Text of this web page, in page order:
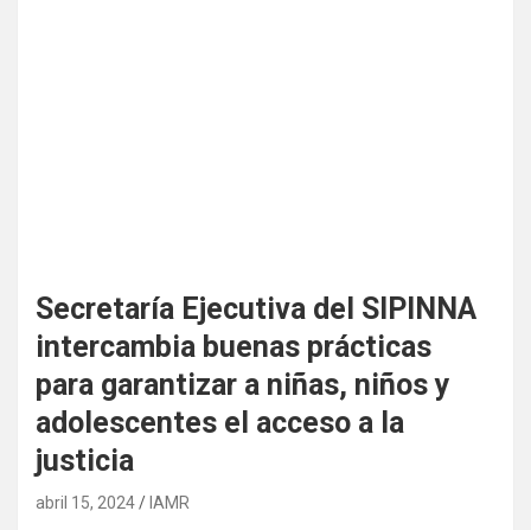
Secretaría Ejecutiva del SIPINNA
intercambia buenas prácticas
para garantizar a niñas, niños y
adolescentes el acceso a la
justicia
abril 15, 2024 IAMR